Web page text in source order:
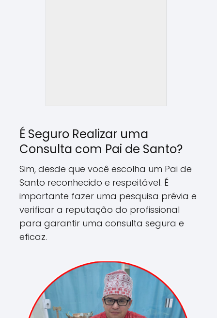
É Seguro Realizar uma
Consulta com Pai de Santo?
Sim, desde que você escolha um Pai de
Santo reconhecido e respeitável. É
importante fazer uma pesquisa prévia e
verificar a reputação do profissional
para garantir uma consulta segura e
eficaz.